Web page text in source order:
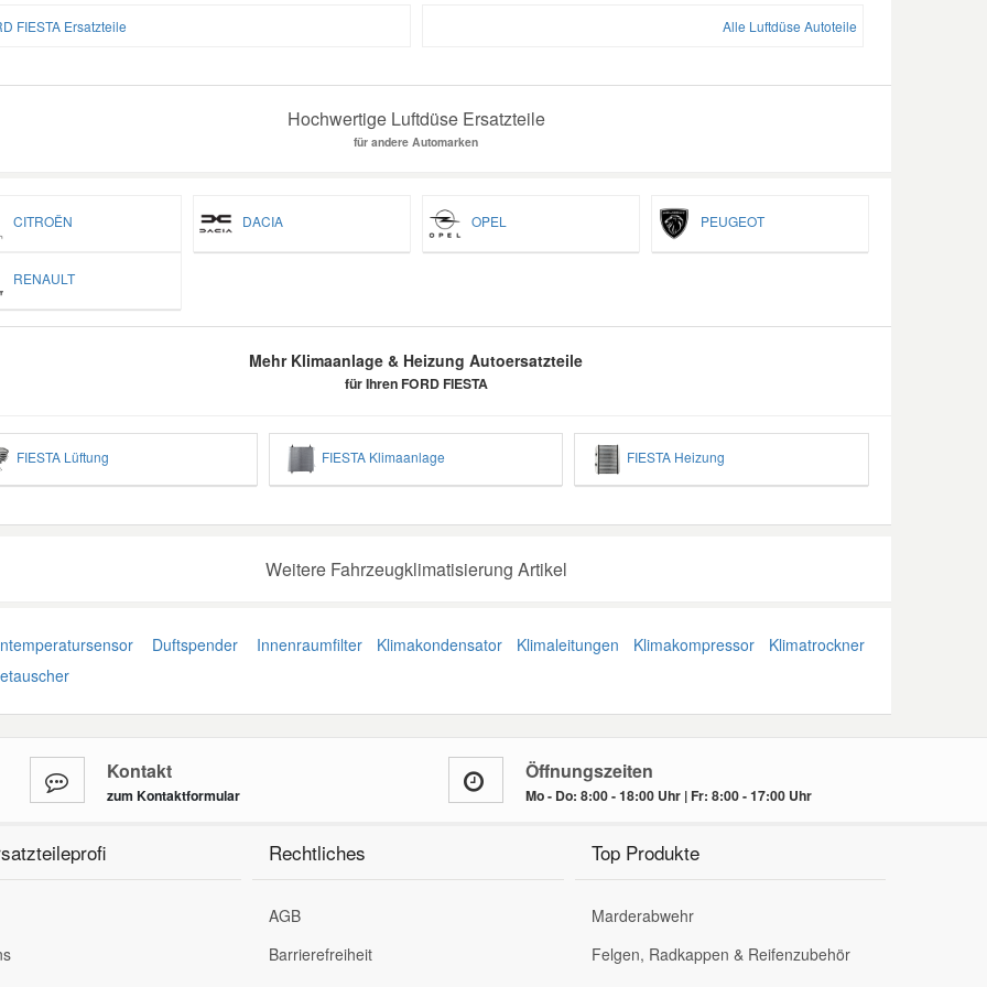
FIESTA Ersatzteile Alle Luftdüse Autoteile
Hochwertige Luftdüse Ersatzteile
für andere Automarken
CITROËN DACIA OPEL PEUGEOT
RENAULT
Mehr Klimaanlage & Heizung Autoersatzteile
für Ihren FORD FIESTA
FIESTA Lüftung FIESTA Klimaanlage FIESTA Heizung
Weitere Fahrzeugklimatisierung Artikel
Duftspender Innenraumfilter Klimakondensator Klimaleitungen Klimakompressor
Klimatrockner
Kontakt
zum Kontaktformular
Öffnungszeiten
Mo - Do: 8:00 - 18:00 Uhr | Fr: 8:00 - 17:00 Uhr
Rechtliches
AGB
Barrierefreiheit
Top Produkte
Marderabwehr
Felgen, Radkappen & Reifenzubehör